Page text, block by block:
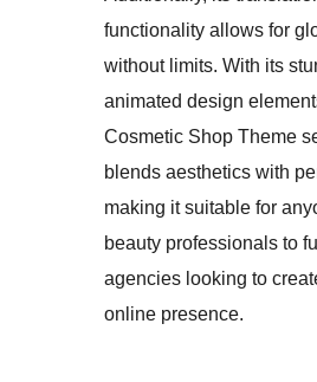
functionality allows for
without limits. With its
animated design
Cosmetic Shop Theme
blends aesthetics with
making it suitable for
beauty professionals to
agencies looking to
online presence.